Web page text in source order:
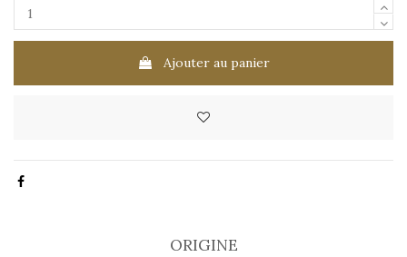
Ajouter au panier
ORIGINE